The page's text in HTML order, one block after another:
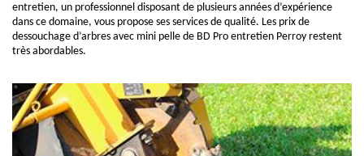
entretien, un professionnel disposant de plusieurs années d’expérience
dans ce domaine, vous propose ses services de qualité. Les prix de
dessouchage d’arbres avec mini pelle de BD Pro entretien Perroy restent
très abordables.